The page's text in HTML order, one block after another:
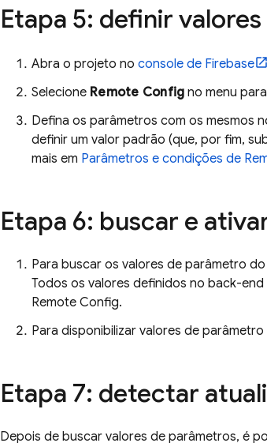
Etapa 5: definir
Abra o projeto no console de Firebase
Selecione Remote Config no menu
Defina os parâmetros com os mesmos
definir um valor padrão (que, por fim,
mais em Parâmetros e condições de
Etapa 6: buscar e
Para buscar os valores de parâmetro
Todos os valores definidos no back-
Remote Config.
Para disponibilizar valores de
Etapa 7: detectar
Depois de buscar valores de parâmetros, é